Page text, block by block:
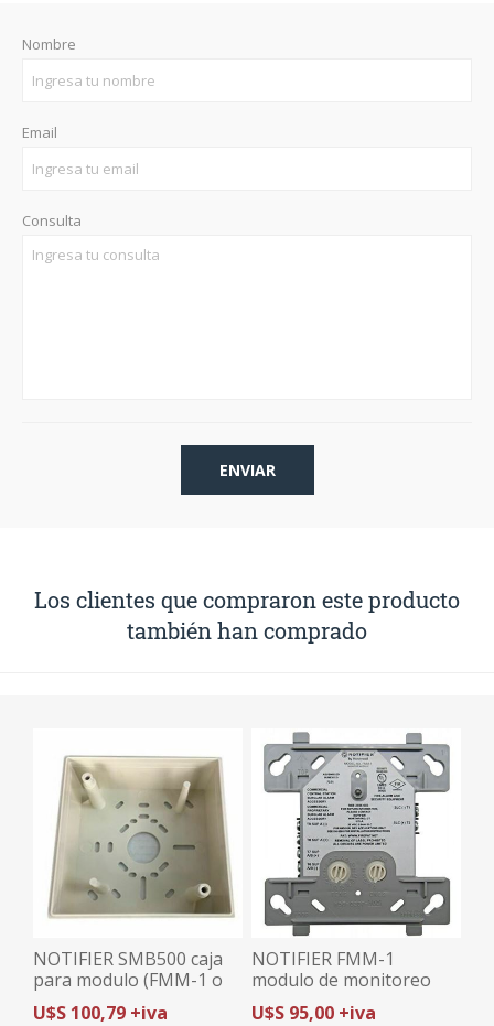
Nombre
Email
Consulta
Los clientes que compraron este producto
también han comprado
NOTIFIER SMB500 caja
para modulo (FMM-1 o
FCM-1)
U$S 100,79 +iva
NOTIFIER FMM-1
modulo de monitoreo
U$S 95,00 +iva